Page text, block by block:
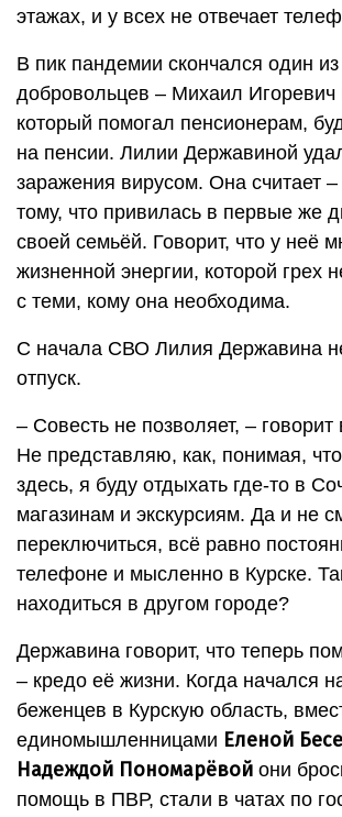
этажах, и у всех не отвечает
В пик пандемии скончался один
добровольцев – Михаил Игоревич
который помогал пенсионерам,
на пенсии. Лилии Державиной
заражения вирусом. Она считает –
тому, что привилась в первые же
своей семьёй. Говорит, что у неё
жизненной энергии, которой грех
с теми, кому она необходима.
С начала СВО Лилия Державина
отпуск.
– Совесть не позволяет, – говорит
Не представляю, как, понимая,
здесь, я буду отдыхать где-то в
магазинам и экскурсиям. Да и не
переключиться, всё равно
телефоне и мысленно в Курске.
находиться в другом городе?
Державина говорит, что теперь
– кредо её жизни. Когда начался
беженцев в Курскую область,
единомышленницами Еленой
Надеждой Пономарёвой они
помощь в ПВР, стали в чатах по